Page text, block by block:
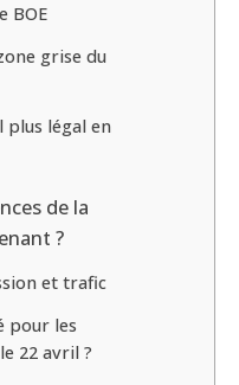
BOE
grise du
plus légal en
de la
?
et trafic
pour les
22 avril ?